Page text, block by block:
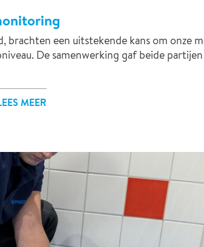
brachten een uitstekende kans om onze
De samenwerking gaf beide
MEER